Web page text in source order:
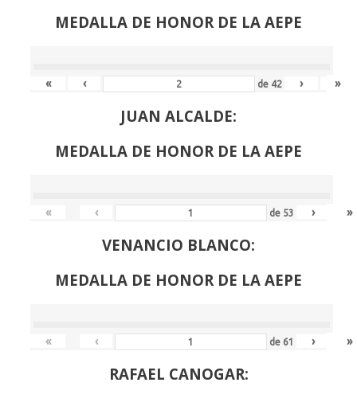
MEDALLA DE HONOR DE LA AEPE
« ‹ de 42 › »
JUAN ALCALDE:
MEDALLA DE HONOR DE LA AEPE
« ‹ de 53 › »
VENANCIO BLANCO:
MEDALLA DE HONOR DE LA AEPE
« ‹ de 61 › »
RAFAEL CANOGAR: